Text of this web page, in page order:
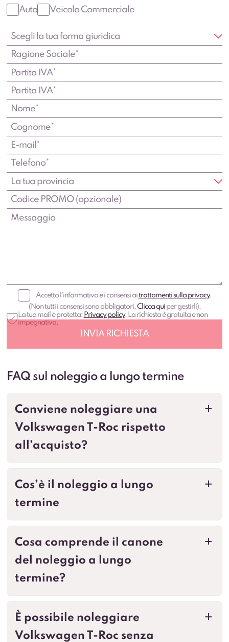
Auto Veicolo Commerciale
Accetto l'informativa e i consensi aitrattamenti sulla privacy.
(Non tutti i consensi sono obbligatori, Clicca quiper gestirli).
La tua mail è protetta: Privacy policy. La richiesta è gratuita e non
impegnativa.
FAQ sul noleggio a lungo termine
a
Conviene noleggiare una
Volkswagen T-Roc rispetto
all’acquisto?
a
Cos’è il noleggio a lungo
termine
a
Cosa comprende il canone
del noleggio a lungo
termine?
a
È possibile noleggiare
Volkswagen T-Roc senza